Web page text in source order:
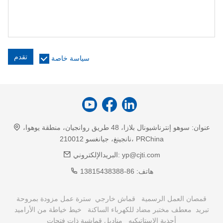
تقدم سياسة خاصة
عنوان:
سوهو إنترناشيونال بلازا، 48 طريق روانجيان، منطقة يوهوا،
نانجينغ، جيانغسو 210012، PRChina
البريدالإلكتروني: yp@cjti.com
هاتف: 86-13815438388
قمصان العمل الرسمية قماش خارجي
سترة عمل مزودة بمروحة
تبريد
معطف مختبر مضاد للكهرباء الساكنة
خيط خياطة من الأراميد
أحذية الاستاتيكيه
مناديل قماشية ذات فتحات